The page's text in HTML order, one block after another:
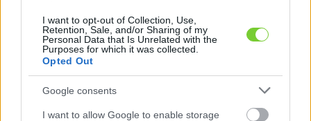
I want to opt-out of Collection, Use,
Retention, Sale, and/or Sharing of my
Personal Data that Is Unrelated with the
Purposes for which it was collected.
Opted Out
Google consents
I want to allow Google to enable storage